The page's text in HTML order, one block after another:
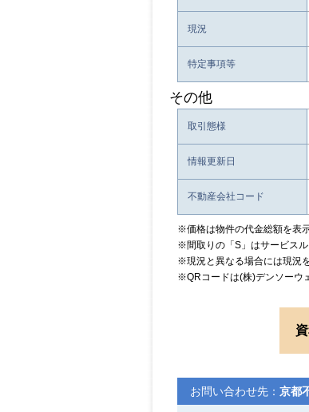
現況
特定事項等
その他
取引態様
情報更新日
不動産会社コード
※価格は物件の代金総額を表
※間取りの「S」はサービスル
※現況と異なる場合には現況
※QRコードは(株)デンソーウ
お問い合わせ先： 京都